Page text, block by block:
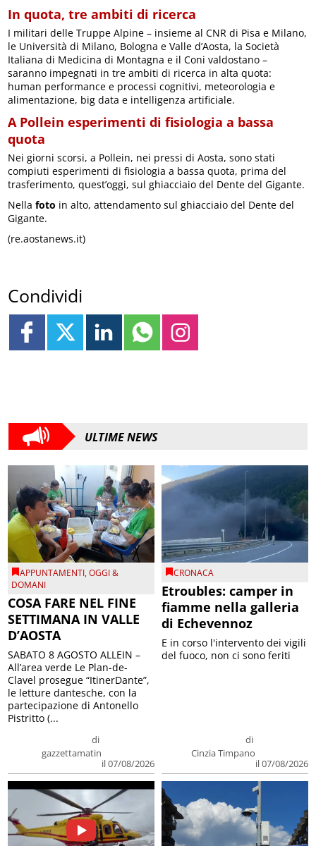
In quota, tre ambiti di ricerca
I militari delle Truppe Alpine – insieme al CNR di Pisa e Milano,
le Università di Milano, Bologna e Valle d’Aosta, la Società
Italiana di Medicina di Montagna e il Coni valdostano –
saranno impegnati in tre ambiti di ricerca in alta quota:
human performance e processi cognitivi, meteorologia e
alimentazione, big data e intelligenza artificiale.
A Pollein esperimenti di fisiologia a bassa
quota
Nei giorni scorsi, a Pollein, nei pressi di Aosta, sono stati
compiuti esperimenti di fisiologia a bassa quota, prima del
trasferimento, quest’oggi, sul ghiacciaio del Dente del Gigante.
Nella foto in alto, attendamento sul ghiacciaio del Dente del
Gigante.
(re.aostanews.it)
Condividi
ULTIME NEWS
APPUNTAMENTI,OGGI &
DOMANI
COSA FARE NEL FINE
SETTIMANA IN VALLE
D’AOSTA
di
gazzettamatin
il 07/08/2026
SABATO 8 AGOSTO ALLEIN –
All’area verde Le Plan-de-
Clavel prosegue “ItinerDante”,
le letture dantesche, con la
partecipazione di Antonello
Pistritto (...
CRONACA
Etroubles: camper in
fiamme nella galleria
di Echevennoz
di
Cinzia Timpano
il 07/08/2026
E in corso l'intervento dei vigili
del fuoco, non ci sono feriti